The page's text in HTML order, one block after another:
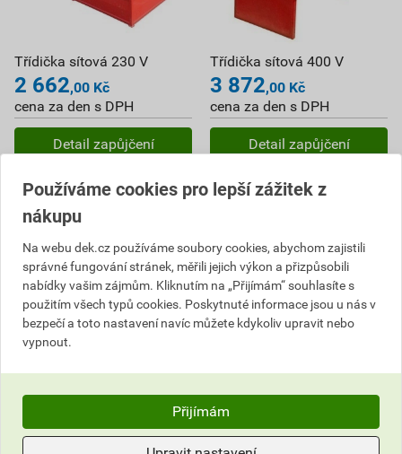
Třídička sítová 230 V
2 662,00 Kč
cena za den s DPH
Detail zapůjčení
Třídička sítová 400 V
3 872,00 Kč
cena za den s DPH
Detail zapůjčení
Třídička sítová mobilní
6 957,50Kč
Třídič kontejnerový
11 495,00Kč
cena za den s DPH
Používáme cookies pro lepší zážitek z
nákupu
Na webu dek.cz používáme soubory cookies, abychom zajistili
správné fungování stránek, měřili jejich výkon a přizpůsobili
nabídky vašim zájmům. Kliknutím na „Přijímám“ souhlasíte s
použitím všech typů cookies. Poskytnuté informace jsou u nás v
bezpečí a toto nastavení navíc můžete kdykoliv upravit nebo
vypnout.
Přijímám